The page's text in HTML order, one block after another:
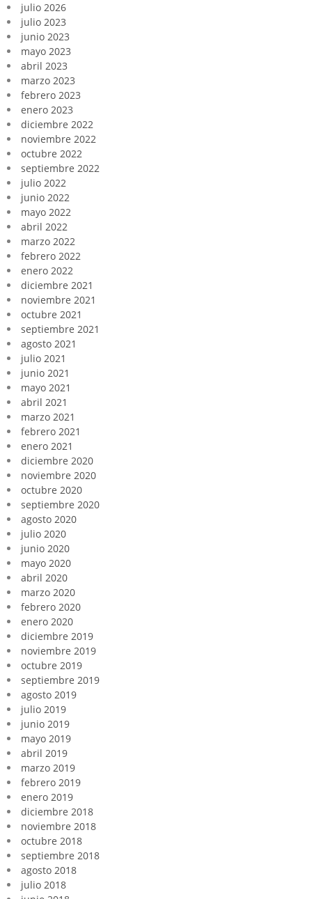
julio 2026
julio 2023
junio 2023
mayo 2023
abril 2023
marzo 2023
febrero 2023
enero 2023
diciembre 2022
noviembre 2022
octubre 2022
septiembre 2022
julio 2022
junio 2022
mayo 2022
abril 2022
marzo 2022
febrero 2022
enero 2022
diciembre 2021
noviembre 2021
octubre 2021
septiembre 2021
agosto 2021
julio 2021
junio 2021
mayo 2021
abril 2021
marzo 2021
febrero 2021
enero 2021
diciembre 2020
noviembre 2020
octubre 2020
septiembre 2020
agosto 2020
julio 2020
junio 2020
mayo 2020
abril 2020
marzo 2020
febrero 2020
enero 2020
diciembre 2019
noviembre 2019
octubre 2019
septiembre 2019
agosto 2019
julio 2019
junio 2019
mayo 2019
abril 2019
marzo 2019
febrero 2019
enero 2019
diciembre 2018
noviembre 2018
octubre 2018
septiembre 2018
agosto 2018
julio 2018